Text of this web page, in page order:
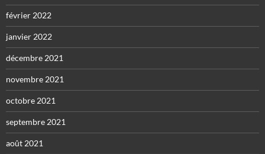
février 2022
janvier 2022
décembre 2021
novembre 2021
octobre 2021
septembre 2021
août 2021